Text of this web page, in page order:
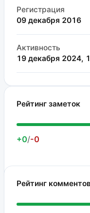
Регистрация
09 декабря 2016
Активность
19 декабря 2024,
Рейтинг заметок
+0/-0
Рейтинг